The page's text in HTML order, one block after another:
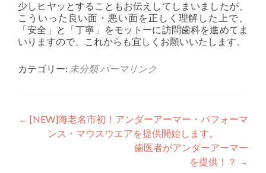
少しヒヤッとすることもお伝えしてしまいましたが、
こういった良い面・悪い面を正しく理解した上で、
「安全」と「丁寧」をモットーに訪問歯科を進めてま
いりますので、これからも宜しくお願いいたします。
カテゴリー: 未分類 パーマリンク
投
← [NEW]海老名市初！アンダーアーマー・パフォーマ
ンス・マウスウエアを提供開始します。
歯医者がアンダーアーマー
を提供！？ →